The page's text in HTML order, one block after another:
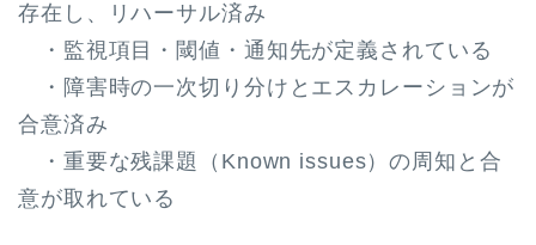
存在し、リハーサル済み
・監視項目・閾値・通知先が定義されている
・障害時の一次切り分けとエスカレーションが
合意済み
・重要な残課題（Known issues）の周知と合
意が取れている